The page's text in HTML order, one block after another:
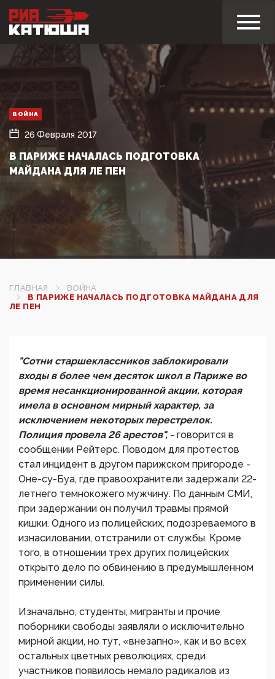
ВОЙНА
26 Февраля 2017
В ПАРИЖЕ НАЧАЛАСЬ ПОДГОТОВКА
МАЙДАНА ДЛЯ ЛЕ ПЕН
ГЛАВНАЯ
ВОЙНА
В ПАРИЖЕ НАЧАЛАСЬ ПОДГОТОВКА МАЙДАНА ДЛЯ
ЛЕ ПЕН
"Сотни старшеклассников заблокировали
входы в более чем десяток школ в Париже во
время несанкционированной акции, которая
имела в основном мирный характер, за
исключением некоторых перестрелок.
Полиция провела 26 арестов", - говорится в
сообщении Рейтерс. Поводом для протестов
стал инцидент в другом парижском пригороде -
Оне-су-Буа, где правоохранители задержали 22-
летнего темнокожего мужчину. По данным СМИ,
при задержании он получил травмы прямой
кишки. Одного из полицейских, подозреваемого в
изнасиловании, отстранили от службы. Кроме
того, в отношении трех других полицейских
открыто дело по обвинению в предумышленном
применении силы.
Изначально, студенты, мигранты и прочие
поборники свободы заявляли о исключительно
мирной акции, но тут, «внезапно», как и во всех
остальных цветных революциях, среди
участников появилось немало радикалов из